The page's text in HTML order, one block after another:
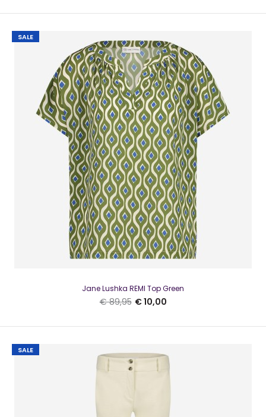
€ 10,00
zomerse dagen.Deze top heeft spaghetti..
SALE
Jane Lushka REMI Top Green
€ 89,95 € 10,00
SALE